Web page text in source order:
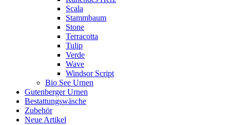
Scala
Stammbaum
Stone
Terracotta
Tulip
Verde
Wave
Windsor Script
Bio See Urnen
Gutenberger Urnen
Bestattungswäsche
Zubehör
Neue Artikel